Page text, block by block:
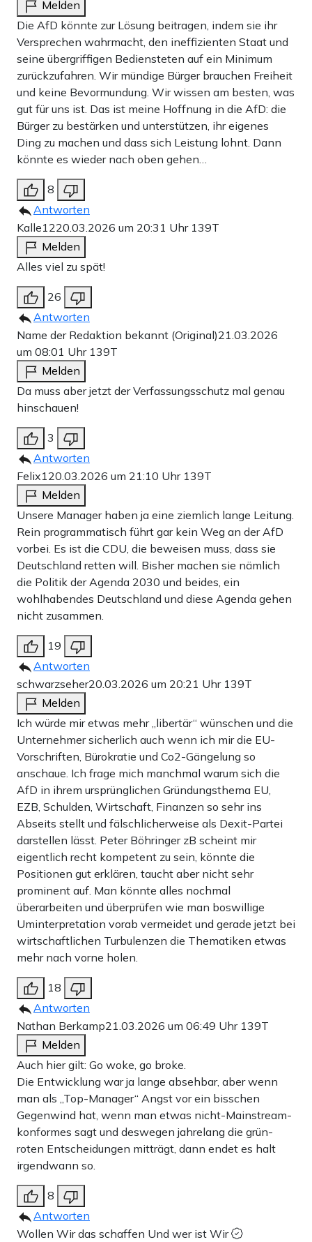
Melden
Die AfD könnte zur Lösung beitragen, indem sie ihr
Versprechen wahrmacht, den ineffizienten Staat und
seine übergriffigen Bediensteten auf ein Minimum
zurückzufahren. Wir mündige Bürger brauchen Freiheit
und keine Bevormundung. Wir wissen am besten, was
gut für uns ist. Das ist meine Hoffnung in die AfD: die
Bürger zu bestärken und unterstützen, ihr eigenes
Ding zu machen und dass sich Leistung lohnt. Dann
könnte es wieder nach oben gehen…
8
Antworten
Kalle1220.03.2026 um 20:31 Uhr 139T
Melden
Alles viel zu spät!
26
Antworten
Name der Redaktion bekannt (Original)21.03.2026
um 08:01 Uhr 139T
Melden
Da muss aber jetzt der Verfassungsschutz mal genau
hinschauen!
3
Antworten
Felix120.03.2026 um 21:10 Uhr 139T
Melden
Unsere Manager haben ja eine ziemlich lange Leitung.
Rein programmatisch führt gar kein Weg an der AfD
vorbei. Es ist die CDU, die beweisen muss, dass sie
Deutschland retten will. Bisher machen sie nämlich
die Politik der Agenda 2030 und beides, ein
wohlhabendes Deutschland und diese Agenda gehen
nicht zusammen.
19
Antworten
schwarzseher20.03.2026 um 20:21 Uhr 139T
Melden
Ich würde mir etwas mehr „libertär“ wünschen und die
Unternehmer sicherlich auch wenn ich mir die EU-
Vorschriften, Bürokratie und Co2-Gängelung so
anschaue. Ich frage mich manchmal warum sich die
AfD in ihrem ursprünglichen Gründungsthema EU,
EZB, Schulden, Wirtschaft, Finanzen so sehr ins
Abseits stellt und fälschlicherweise als Dexit-Partei
darstellen lässt. Peter Böhringer zB scheint mir
eigentlich recht kompetent zu sein, könnte die
Positionen gut erklären, taucht aber nicht sehr
prominent auf. Man könnte alles nochmal
überarbeiten und überprüfen wie man boswillige
Uminterpretation vorab vermeidet und gerade jetzt bei
wirtschaftlichen Turbulenzen die Thematiken etwas
mehr nach vorne holen.
18
Antworten
Nathan Berkamp21.03.2026 um 06:49 Uhr 139T
Melden
Auch hier gilt: Go woke, go broke.
Die Entwicklung war ja lange absehbar, aber wenn
man als „Top-Manager“ Angst vor ein bisschen
Gegenwind hat, wenn man etwas nicht-Mainstream-
konformes sagt und deswegen jahrelang die grün-
roten Entscheidungen mitträgt, dann endet es halt
irgendwann so.
8
Antworten
Wollen Wir das schaffen Und wer ist Wir